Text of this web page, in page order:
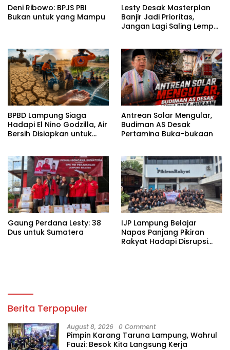
Deni Ribowo: BPJS PBI
Bukan untuk yang Mampu
Lesty Desak Masterplan
Banjir Jadi Prioritas,
Jangan Lagi Saling Lempar
BPBD Lampung Siaga
Hadapi El Nino Godzilla, Air
Bersih Disiapkan untuk
Antrean Solar Mengular,
Budiman AS Desak
Pertamina Buka-bukaan
Gaung Perdana Lesty: 38
Dus untuk Sumatera
IJP Lampung Belajar
Napas Panjang Pikiran
Rakyat Hadapi Disrupsi
Berita Terpopuler
August 8, 2026 0 Comment
Pimpin Karang Taruna Lampung, Wahrul
Fauzi: Besok Kita Langsung Kerja